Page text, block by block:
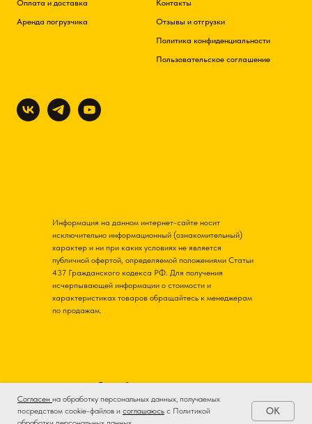
Согласен на обработку персональных данных, получаемых
посредством cookie-файлов и соглашаюсь с Политикой
OK
Оплата и доставка
Аренда погрузчика
Контакты
Отзывы и отгрузки
Политика конфиденциальности
Пользовательское соглашение
Разработка и продвижение
Информация на данном интернет-сайте носит
исключительно информационный (ознакомительный)
характер и ни при каких условиях не является
публичной офертой, определяемой положениями Статьи
437 Гражданского кодекса РФ. Для получения
исчерпывающей информации о стоимости и
характеристиках товаров обращайтесь к менеджерам
по продажам.